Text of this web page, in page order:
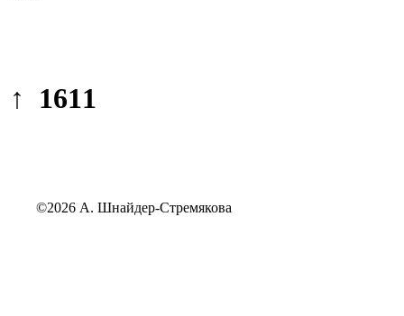
↑ 1611
©2026 А. Шнайдер-Стремякова